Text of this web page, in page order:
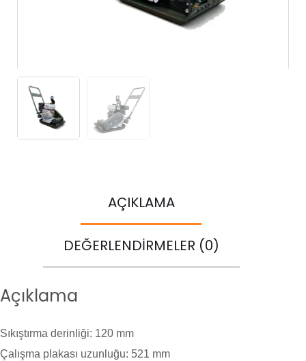
AÇIKLAMA
DEĞERLENDIRMELER (0)
Açıklama
Sıkıştırma derinliği: 120 mm
Çalışma plakası uzunluğu: 521 mm